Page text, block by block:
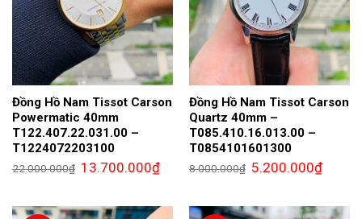
Đồng Hồ Nam Tissot Carson
Powermatic 40mm
T122.407.22.031.00 –
T1224072203100
22.000.000₫ Giá
gốc
13.700.000₫Giá
hiện
13.700.000₫.
Đồng Hồ Nam Tissot Carson
Quartz 40mm –
T085.410.16.013.00 –
T0854101601300
8.000.000₫ Giá
gốc
5.200.000₫Giá
hiện